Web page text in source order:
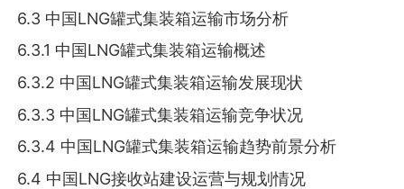
6.3 中国LNG罐式集装箱运输市场分析
6.3.1 中国LNG罐式集装箱运输概述
6.3.2 中国LNG罐式集装箱运输发展现状
6.3.3 中国LNG罐式集装箱运输竞争状况
6.3.4 中国LNG罐式集装箱运输趋势前景分析
6.4 中国LNG接收站建设运营与规划情况